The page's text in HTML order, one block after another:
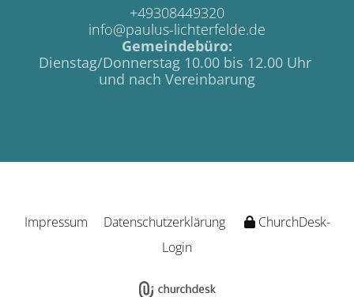
+49308449320
info@paulus-lichterfelde.de
Gemeindebüro:
Dienstag/Donnerstag 10.00 bis 12.00 Uhr
und nach Vereinbarung
Impressum Datenschutzerklärung
ChurchDesk-
Login